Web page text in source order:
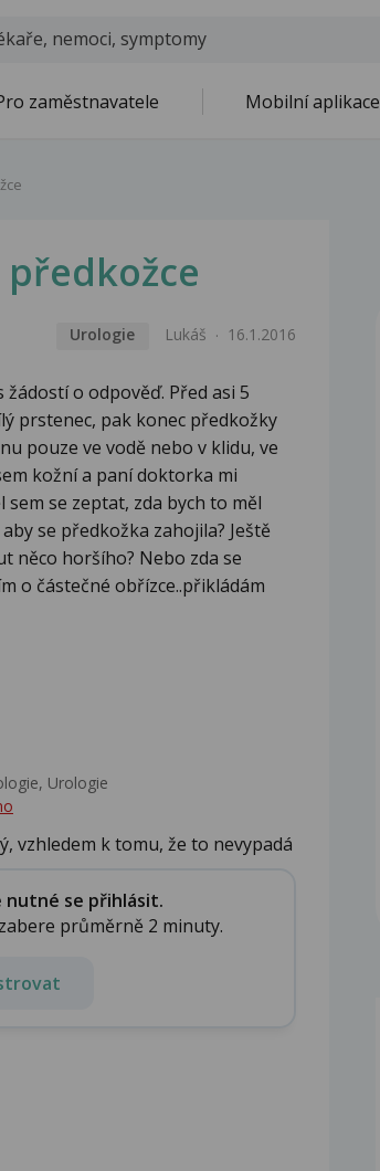
zaměstnavatele Mobilní aplikace
Urologie Lukáš 16.1.2016
o odpověď. Před asi 5
prstenec, pak konec předkožky
pouze ve vodě nebo v klidu, ve
kožní a paní doktorka mi
se zeptat, zda bych to měl
se předkožka zahojila? Ještě
něco horšího? Nebo zda se
o částečné obřízce..přikládám
Urologie‎
vzhledem k tomu, že to nevypadá
nutné se přihlásit.
průměrně 2 minuty.